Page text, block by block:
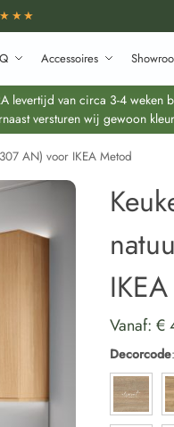
Accessoires
levertijd van circa 3-4 weken
versturen wij gewoon
AN) voor IKEA Metod
Vanaf:€
Decorcode: